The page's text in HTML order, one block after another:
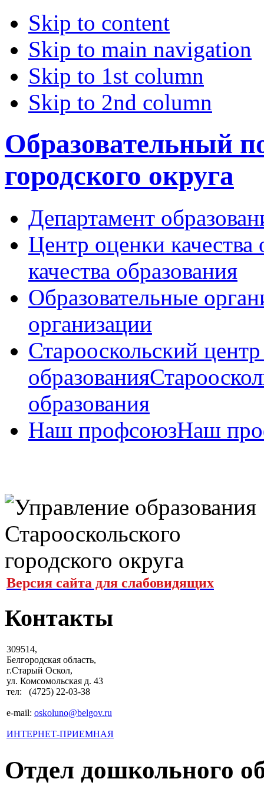
Skip to content
Skip to main navigation
Skip to 1st column
Skip to 2nd column
Образовательный
городского округа
Департамент
Центр оценки качества
качества образования
Образовательные
организации
Старооскольский
образования
образования
Наш профсоюзНаш
Версия сайта для слабовидящих
Контакты
309514,
Белгородская область,
г.Старый Оскол,
ул. Комсомольская д. 43
тел: (4725) 22-03-38
e-mail: oskoluno@belgov.ru
ИНТЕРНЕТ-ПРИЕМНАЯ
Отдел дошкольного